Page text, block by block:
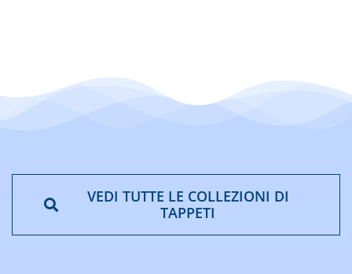
VEDI TUTTE LE COLLEZIONI DI
TAPPETI